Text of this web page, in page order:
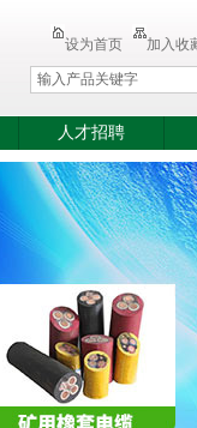
设为首页 加入收
人才招聘